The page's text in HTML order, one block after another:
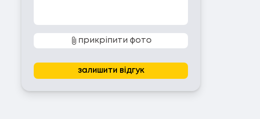
прикріпити фото
залишити відгук